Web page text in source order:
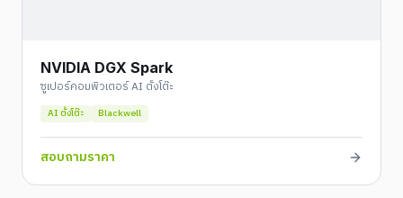
NVIDIA DGX Spark
ซูเปอร์คอมพิวเตอร์ AI ตั้งโต๊ะ
AI ตั้งโต๊ะ Blackwell
สอบถามราคา